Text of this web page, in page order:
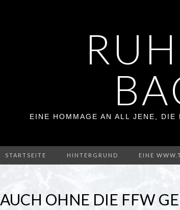
EINE HOMMAGE AN ALL JENE,
STARTSEITE HINTERGRUND EINE
AUCH OHNE DIE FFW